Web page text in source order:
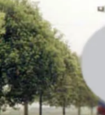
LIÊN
HỆ
CHÚNG
TÔI